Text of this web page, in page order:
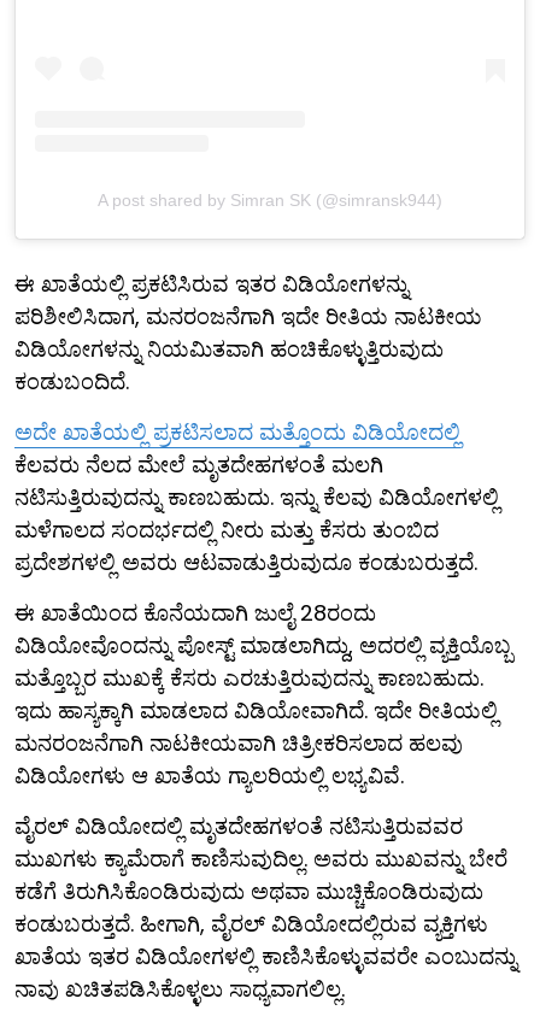
A post shared by Simran SK (@simransk944)
ಈ ಖಾತೆಯಲ್ಲಿ ಪ್ರಕಟಿಸಿರುವ ಇತರ ವಿಡಿಯೋಗಳನ್ನು
ಪರಿಶೀಲಿಸಿದಾಗ, ಮನರಂಜನೆಗಾಗಿ ಇದೇ ರೀತಿಯ ನಾಟಕೀಯ
ವಿಡಿಯೋಗಳನ್ನು ನಿಯಮಿತವಾಗಿ ಹಂಚಿಕೊಳ್ಳುತ್ತಿರುವುದು
ಕಂಡುಬಂದಿದೆ.
ಅದೇ ಖಾತೆಯಲ್ಲಿ ಪ್ರಕಟಿಸಲಾದ ಮತ್ತೊಂದು ವಿಡಿಯೋದಲ್ಲಿ
ಕೆಲವರು ನೆಲದ ಮೇಲೆ ಮೃತದೇಹಗಳಂತೆ ಮಲಗಿ
ನಟಿಸುತ್ತಿರುವುದನ್ನು ಕಾಣಬಹುದು. ಇನ್ನು ಕೆಲವು ವಿಡಿಯೋಗಳಲ್ಲಿ
ಮಳೆಗಾಲದ ಸಂದರ್ಭದಲ್ಲಿ ನೀರು ಮತ್ತು ಕೆಸರು ತುಂಬಿದ
ಪ್ರದೇಶಗಳಲ್ಲಿ ಅವರು ಆಟವಾಡುತ್ತಿರುವುದೂ ಕಂಡುಬರುತ್ತದೆ.
ಈ ಖಾತೆಯಿಂದ ಕೊನೆಯದಾಗಿ ಜುಲೈ 28ರಂದು
ವಿಡಿಯೋವೊಂದನ್ನು ಪೋಸ್ಟ್ ಮಾಡಲಾಗಿದ್ದು, ಅದರಲ್ಲಿ ವ್ಯಕ್ತಿಯೊಬ್ಬ
ಮತ್ತೊಬ್ಬರ ಮುಖಕ್ಕೆ ಕೆಸರು ಎರಚುತ್ತಿರುವುದನ್ನು ಕಾಣಬಹುದು.
ಇದು ಹಾಸ್ಯಕ್ಕಾಗಿ ಮಾಡಲಾದ ವಿಡಿಯೋವಾಗಿದೆ. ಇದೇ ರೀತಿಯಲ್ಲಿ
ಮನರಂಜನೆಗಾಗಿ ನಾಟಕೀಯವಾಗಿ ಚಿತ್ರೀಕರಿಸಲಾದ ಹಲವು
ವಿಡಿಯೋಗಳು ಆ ಖಾತೆಯ ಗ್ಯಾಲರಿಯಲ್ಲಿ ಲಭ್ಯವಿವೆ.
ವೈರಲ್ ವಿಡಿಯೋದಲ್ಲಿ ಮೃತದೇಹಗಳಂತೆ ನಟಿಸುತ್ತಿರುವವರ
ಮುಖಗಳು ಕ್ಯಾಮೆರಾಗೆ ಕಾಣಿಸುವುದಿಲ್ಲ. ಅವರು ಮುಖವನ್ನು ಬೇರೆ
ಕಡೆಗೆ ತಿರುಗಿಸಿಕೊಂಡಿರುವುದು ಅಥವಾ ಮುಚ್ಚಿಕೊಂಡಿರುವುದು
ಕಂಡುಬರುತ್ತದೆ. ಹೀಗಾಗಿ, ವೈರಲ್ ವಿಡಿಯೋದಲ್ಲಿರುವ ವ್ಯಕ್ತಿಗಳು
ಖಾತೆಯ ಇತರ ವಿಡಿಯೋಗಳಲ್ಲಿ ಕಾಣಿಸಿಕೊಳ್ಳುವವರೇ ಎಂಬುದನ್ನು
ನಾವು ಖಚಿತಪಡಿಸಿಕೊಳ್ಳಲು ಸಾಧ್ಯವಾಗಲಿಲ್ಲ.